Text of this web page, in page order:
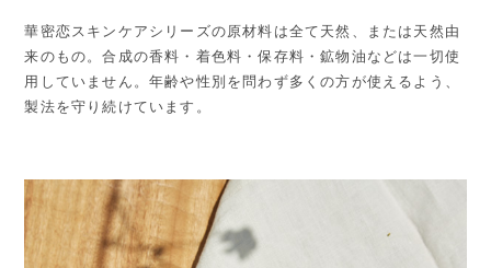
華密恋スキンケアシリーズの原材料は全て天然、または天然由
来のもの。合成の香料・着色料・保存料・鉱物油などは一切使
用していません。年齢や性別を問わず多くの方が使えるよう、
製法を守り続けています。